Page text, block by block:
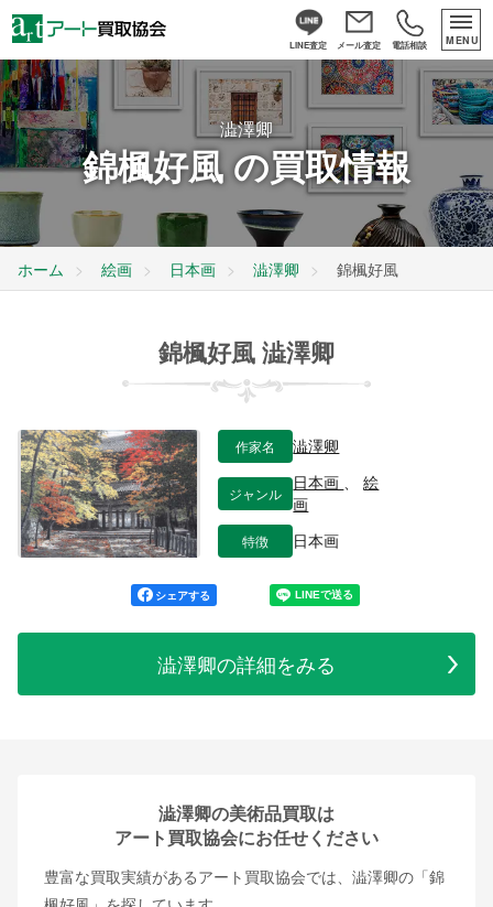
LINE査定 メール査定 電話相談 MENU
澁澤卿
錦楓好風 の買取情報
ホーム 絵画 日本画 澁澤卿 錦楓好風
錦楓好風 澁澤卿
作家名 澁澤卿
ジャンル
日本画 、絵
画
特徴 日本画
シェアする
澁澤卿の詳細をみる
澁澤卿の美術品買取は
アート買取協会にお任せください
豊富な買取実績があるアート買取協会では、澁澤卿の「錦